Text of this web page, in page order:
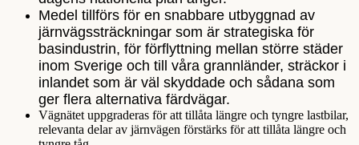
Medel tillförs för en snabbare utbyggnad av
järnvägssträckningar som är strategiska för
basindustrin, för förflyttning mellan större städer
inom Sverige och till våra grannländer, sträckor i
inlandet som är väl skyddade och sådana som
ger flera alternativa färdvägar.
Vägnätet uppgraderas för att tillåta längre och tyngre lastbilar,
relevanta delar av järnvägen förstärks för att tillåta längre och